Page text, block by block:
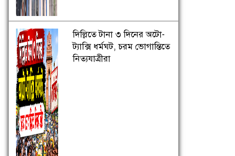
দিল্লিতে টানা ৩ দিনের অটো-
ট্যাক্সি ধর্মঘট, চরম ভোগান্তিতে
নিত্যযাত্রীরা